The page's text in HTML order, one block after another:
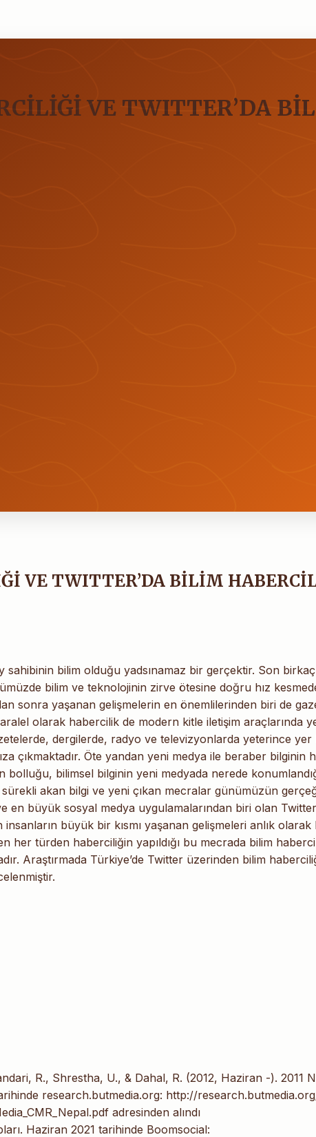
VE TWITTER’DA
VE TWITTER’DA BİLİM
bilim olduğu yadsınamaz bir gerçektir. Son
bilim ve teknolojinin zirve ötesine doğru hız
sonra yaşanan gelişmelerin en önemlilerinden biri de
olarak habercilik de modern kitle iletişim araçlarında
dergilerde, radyo ve televizyonlarda yeterince
çıkmaktadır. Öte yandan yeni medya ile beraber bilginin
bolluğu, bilimsel bilginin yeni medyada nerede
akan bilgi ve yeni çıkan mecralar günümüzün
en büyük sosyal medya uygulamalarından biri olan
büyük bir kısmı yaşanan gelişmeleri anlık olarak
her türden haberciliğin yapıldığı bu mecrada bilim
Araştırmada Türkiye’de Twitter üzerinden bilim
R., Shrestha, U., & Dahal, R. (2012, Haziran -). 2011
research.butmedia.org: http://
adresinden alındı
Haziran 2021 tarihinde Boomsocial: